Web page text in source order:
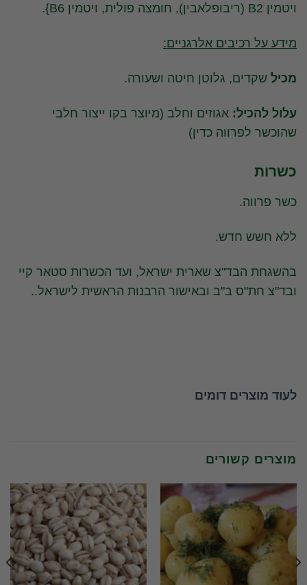
ויטמין B2 (ריבופלאבין), חומצה פולית, ויטמין B6}.
מידע על רכיבים אלרגניים:
מכיל שקדים, גלוטן חיטה ושעורה.
עלול להכיל: אגוזים וחלב (מיוצר בקו ייצור חלבי
שהוכשר לפרווה כדין)
כשרות
כשר פרווה.
ללא חשש חדש.
בהשגחת הבד"צ שארית ישראל, ועד הכשרות סטאר קיי
ובד"צ חת"ס ב"ב ובאישור הרבנות הראשית לישראל..
לעוד מוצרים דומים
מוצרים קשורים